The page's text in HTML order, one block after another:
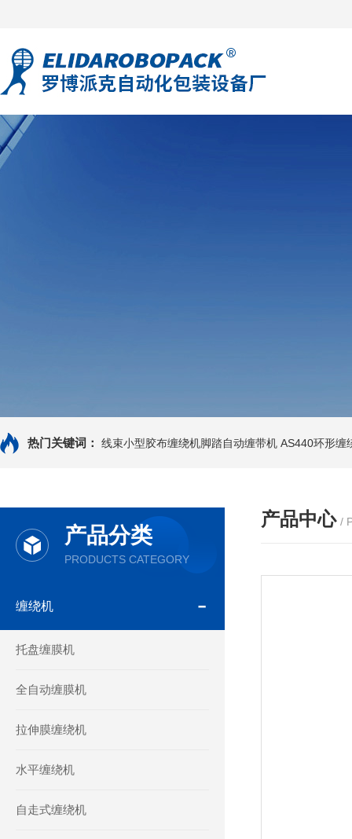
热门关键词： 线束小型胶布缠绕机脚踏自动缠带机 AS440环形缠
产品分类
PRODUCTS CATEGORY
缠绕机
托盘缠膜机
全自动缠膜机
拉伸膜缠绕机
水平缠绕机
自走式缠绕机
产品中心 /